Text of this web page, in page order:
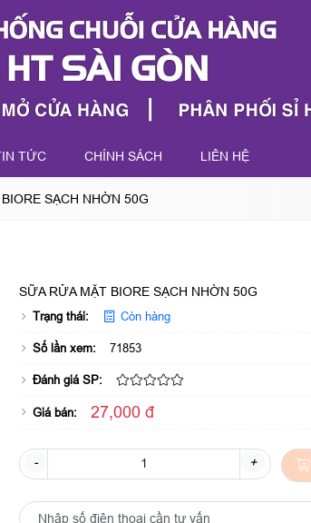
TỨC CHÍNH SÁCH LIÊN HỆ
SẠCH NHỜN 50G
SỮA RỬA MẶT BIORE SẠCH NHỜN 50G
Trạng thái: Còn hàng
Số lần xem: 71853
Đánh giá SP:
Giá bán: 27,000 đ
- +